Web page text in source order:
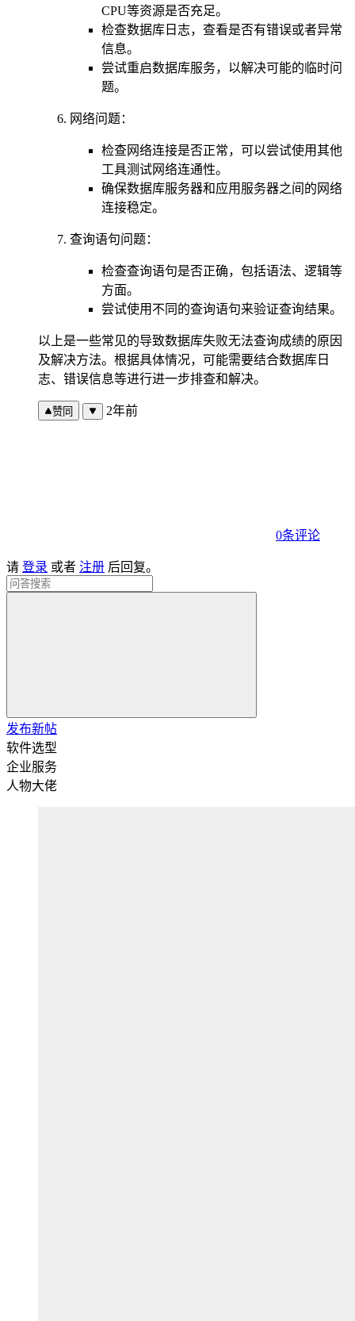
CPU等资源是否充足。
检查数据库日志，查看是否有错误或者异常
信息。
尝试重启数据库服务，以解决可能的临时问
题。
网络问题：
检查网络连接是否正常，可以尝试使用其他
工具测试网络连通性。
确保数据库服务器和应用服务器之间的网络
连接稳定。
查询语句问题：
检查查询语句是否正确，包括语法、逻辑等
方面。
尝试使用不同的查询语句来验证查询结果。
以上是一些常见的导致数据库失败无法查询成绩的原因
及解决方法。根据具体情况，可能需要结合数据库日
志、错误信息等进行进一步排查和解决。
赞同 2年前
0条评论
请 登录 或者 注册 后回复。
发布新帖
软件选型
企业服务
人物大佬